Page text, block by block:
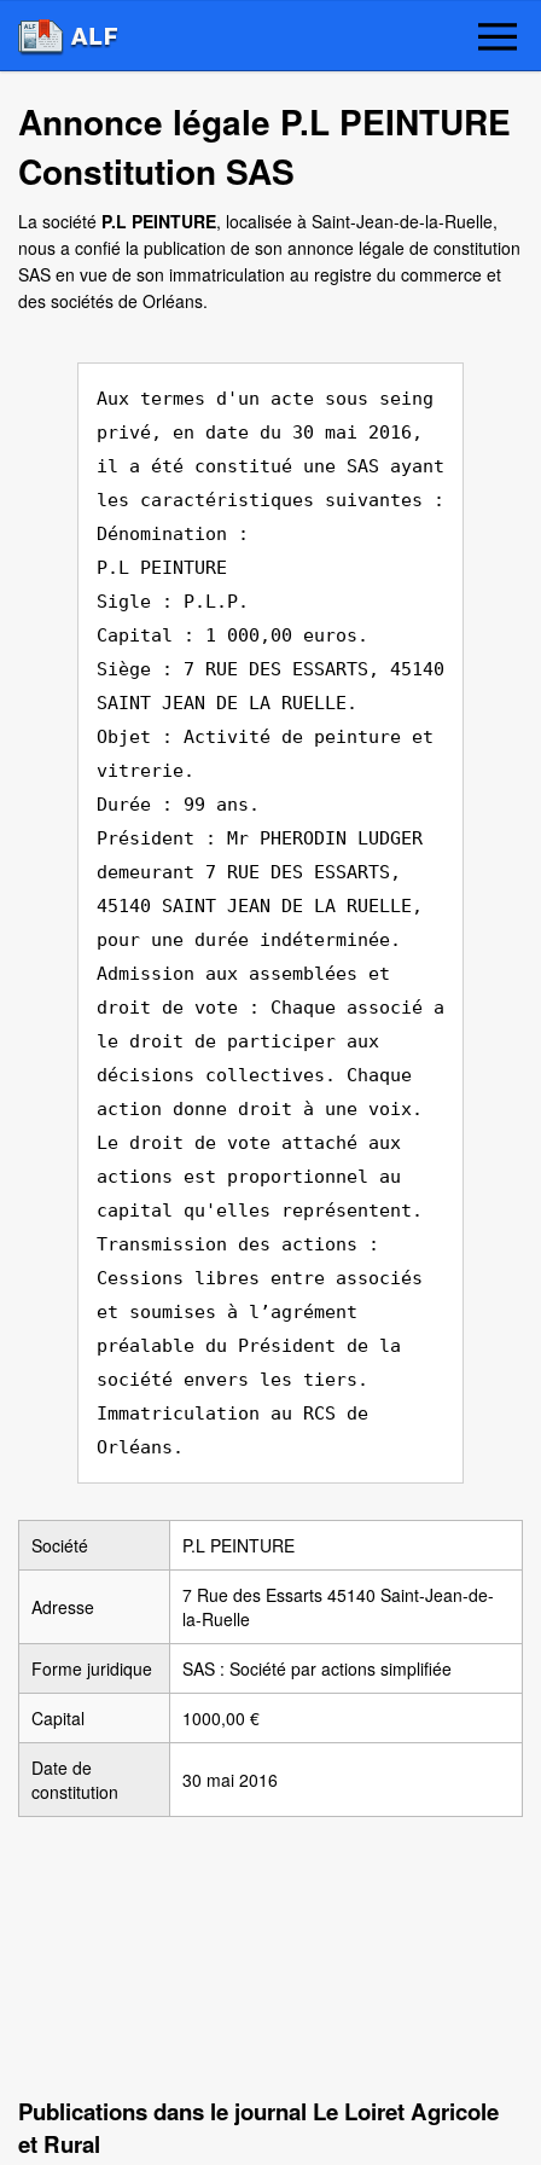
Annonce légale P.L PEINTURE
Constitution SAS
La société P.L PEINTURE, localisée à Saint-Jean-de-la-Ruelle,
nous a confié la publication de son annonce légale de constitution
SAS en vue de son immatriculation au registre du commerce et
des sociétés de Orléans.
Aux termes d'un acte sous seing
privé, en date du 30 mai 2016,
il a été constitué une SAS ayant
les caractéristiques suivantes :
Dénomination :
P.L PEINTURE
Sigle : P.L.P.
Capital : 1 000,00 euros.
Siège : 7 RUE DES ESSARTS, 45140
SAINT JEAN DE LA RUELLE.
Objet : Activité de peinture et
vitrerie.
Durée : 99 ans.
Président : Mr PHERODIN LUDGER
demeurant 7 RUE DES ESSARTS,
45140 SAINT JEAN DE LA RUELLE,
pour une durée indéterminée.
Admission aux assemblées et
droit de vote : Chaque associé a
le droit de participer aux
décisions collectives. Chaque
action donne droit à une voix.
Le droit de vote attaché aux
actions est proportionnel au
capital qu'elles représentent.
Transmission des actions :
Cessions libres entre associés
et soumises à l’agrément
préalable du Président de la
société envers les tiers.
Immatriculation au RCS de
Orléans.
Société P.L PEINTURE
Adresse
7 Rue des Essarts 45140 Saint-Jean-de-
la-Ruelle
Forme juridique SAS : Société par actions simplifiée
Capital 1000,00 €
Date de
constitution
30 mai 2016
Publications dans le journal Le Loiret Agricole
et Rural